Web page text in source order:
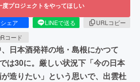
度プロジェクトをやってほしい
シェア LINEで送る
URLコピー
コード
日本酒発祥の地・島根にかつて
は30に。厳しい状況下「今の日本
造りたい」という思いで、出雲杜